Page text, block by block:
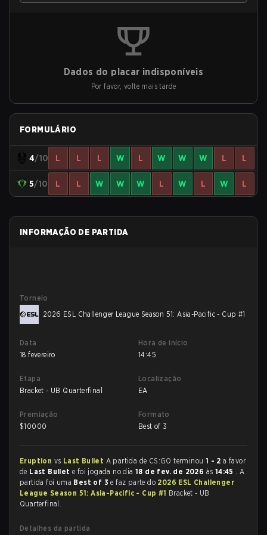
Dados do placar indisponíveis
Por favor, volte mais tarde
FORMULÁRIO
4/10 L L L W L W W W L L
5/10 L L W W W L W L W L
INFORMAÇÃO DE PARTIDA
Torneio
2026 ESL Challenger League Season 51: Asia-Pacific - Cup #1
Data
18 fevereiro
Hora de início
14:45
Etapa
Bracket - UB Quarterfinal
Localização
EA
Premiação
$10000
Formato
Best of 3
Eruption vs Last Bullet A partida de CS:GO terminou 1 - 2 a favor
de Last Bullete foi jogada no dia18 de fev. de 2026 às 14:45 . A
partida foi uma Best of 3e faz parte do 2026 ESL Challenger
League Season 51: Asia-Pacific - Cup #1 Bracket - UB
Quarterfinal.
Detalhes da partida